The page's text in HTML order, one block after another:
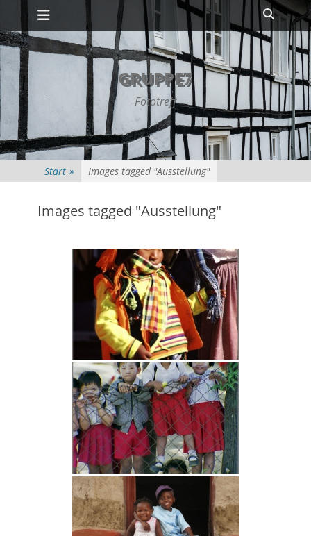
Zum
Inhalt
springen
Primäres Menü
GRUPPE7
Fototreff
Start » Images tagged "Ausstellung"
Images tagged "Ausstellung"